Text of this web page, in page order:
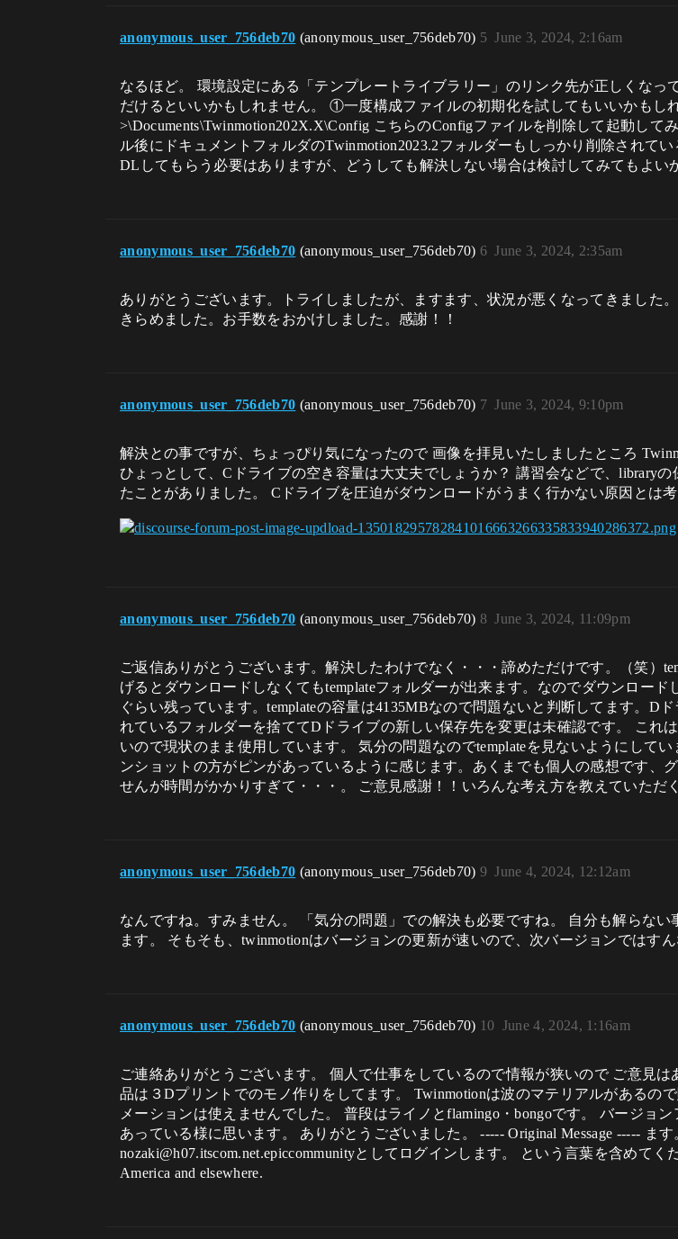
anonymous_user_756deb70 (anonymous_user_756deb70) June 3, 2024, 2:16am
5
なるほど。 環境設定にある「テンプレートライブラリー」のリンク先が正しくな
だけるといいかもしれません。 ①一度構成ファイルの初期化を試してもいいかもし
>\Documents\Twinmotion202X.X\Config こちらのConfigファイルを削除して起動し
ル後にドキュメントフォルダのTwinmotion2023.2フォルダーもしっかり削除されて
DLしてもらう必要はありますが、どうしても解決しない場合は検討してみてもよい
anonymous_user_756deb70 (anonymous_user_756deb70) June 3, 2024, 2:35am
6
ありがとうございます。トライしましたが、ますます、状況が悪くなってきました
きらめました。お手数をおかけしました。感謝！！
anonymous_user_756deb70 (anonymous_user_756deb70) June 3, 2024, 9:10pm
7
解決との事ですが、ちょっぴり気になったので 画像を拝見いたしましたところ
ひょっとして、Cドライブの空き容量は大丈夫でしょうか？ 講習会などで、library
たことがありました。 Cドライブを圧迫がダウンロードがうまく行かない原因とは
anonymous_user_756deb70 (anonymous_user_756deb70) June 3, 2024, 11:09pm
8
ご返信ありがとうございます。解決したわけでなく・・・諦めただけです。（笑）
げるとダウンロードしなくてもtemplateフォルダーが出来ます。なのでダウンロー
ぐらい残っています。templateの容量は4135MBなので問題ないと判断してます。D
れているフォルダーを捨ててDドライブの新しい保存先を変更は未確認です。 これ
いので現状のまま使用しています。 気分の問題なのでtemplateを見ないようにして
ンショットの方がピンがあっているように感じます。あくまでも個人の感想です、
せんが時間がかかりすぎて・・・。 ご意見感謝！！いろんな考え方を教えていただ
anonymous_user_756deb70 (anonymous_user_756deb70) June 4, 2024, 12:12am
9
なんですね。すみません。 「気分の問題」での解決も必要ですね。 自分も解らな
ます。 そもそも、twinmotionはバージョンの更新が速いので、次バージョンではすん
anonymous_user_756deb70 (anonymous_user_756deb70) June 4, 2024, 1:16am
10
ご連絡ありがとうございます。 個人で仕事をしているので情報が狭いので ご意見
品は３Dプリントでのモノ作りをしてます。 Twinmotionは波のマテリアルがあるの
メーションは使えませんでした。 普段はライノとflamingo・bongoです。 バージョ
あっている様に思います。 ありがとうございました。 ----- Original Message ----- ま
nozaki@h07.itscom.net.epiccommunityとしてログインします。 という言葉を含めてく
America and elsewhere.